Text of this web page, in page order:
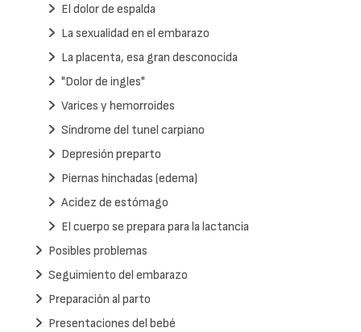
El dolor de espalda
La sexualidad en el embarazo
La placenta, esa gran desconocida
"Dolor de ingles"
Varices y hemorroides
Síndrome del tunel carpiano
Depresión preparto
Piernas hinchadas (edema)
Acidez de estómago
El cuerpo se prepara para la lactancia
Posibles problemas
Seguimiento del embarazo
Preparación al parto
Presentaciones del bebé